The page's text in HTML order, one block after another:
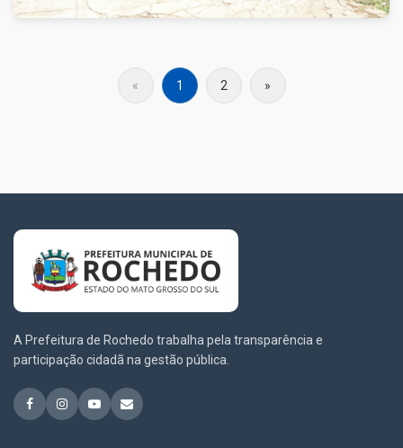
« 1 2 »
A Prefeitura de Rochedo trabalha pela transparência e
participação cidadã na gestão pública.